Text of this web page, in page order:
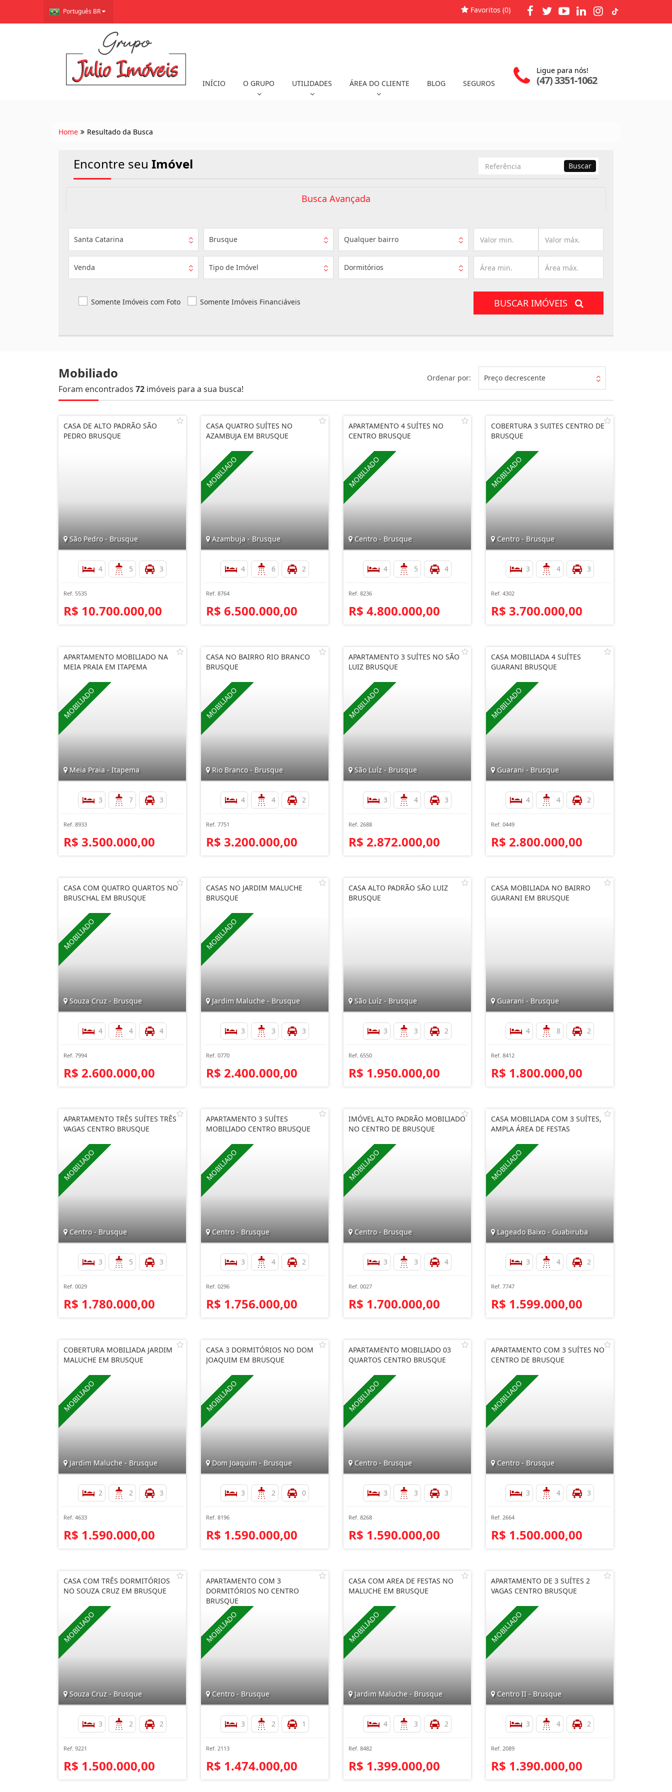
Português BR Favoritos (0)
INÍCIO O GRUPO UTILIDADES ÁREA DO CLIENTE BLOG SEGUROS
Ligue para nós!
(47) 3351-1062
Home Resultado da Busca
Encontre seu Imóvel
Busca
Buscar
Busca Avançada
Santa Catarina Brusque Qualquer bairro
Venda Tipo de Imóvel Dormitórios
Somente Imóveis com Foto Somente Imóveis Financiáveis BUSCAR IMÓVEIS
Mobiliado
Foram encontrados 72 imóveis para a sua busca!
Ordenar por: Preço decrescente
CASA DE ALTO PADRÃO SÃO
PEDRO BRUSQUE
São Pedro - Brusque
4 5 3
Ref. 5535
R$ 10.700.000,00
CASA QUATRO SUÍTES NO
AZAMBUJA EM BRUSQUE
Azambuja - Brusque
4 6 2
Ref. 8764
R$ 6.500.000,00
APARTAMENTO 4 SUÍTES NO
CENTRO BRUSQUE
Centro - Brusque
4 5 4
Ref. 8236
R$ 4.800.000,00
COBERTURA 3 SUITES CENTRO DE
BRUSQUE
Centro - Brusque
3 4 3
Ref. 4302
R$ 3.700.000,00
APARTAMENTO MOBILIADO NA
MEIA PRAIA EM ITAPEMA
Meia Praia - Itapema
3 7 3
Ref. 8933
R$ 3.500.000,00
CASA NO BAIRRO RIO BRANCO
BRUSQUE
Rio Branco - Brusque
4 4 2
Ref. 7751
R$ 3.200.000,00
APARTAMENTO 3 SUÍTES NO SÃO
LUIZ BRUSQUE
São Luíz - Brusque
3 4 3
Ref. 2688
R$ 2.872.000,00
CASA MOBILIADA 4 SUÍTES
GUARANI BRUSQUE
Guarani - Brusque
4 4 2
Ref. 0449
R$ 2.800.000,00
CASA COM QUATRO QUARTOS NO
BRUSCHAL EM BRUSQUE
Souza Cruz - Brusque
4 4 4
Ref. 7994
R$ 2.600.000,00
CASAS NO JARDIM MALUCHE
BRUSQUE
Jardim Maluche - Brusque
3 3 3
Ref. 0770
R$ 2.400.000,00
CASA ALTO PADRÃO SÃO LUIZ
BRUSQUE
São Luíz - Brusque
3 3 2
Ref. 6550
R$ 1.950.000,00
CASA MOBILIADA NO BAIRRO
GUARANI EM BRUSQUE
Guarani - Brusque
4 8 2
Ref. 8412
R$ 1.800.000,00
APARTAMENTO TRÊS SUÍTES TRÊS
VAGAS CENTRO BRUSQUE
Centro - Brusque
3 5 3
Ref. 0029
R$ 1.780.000,00
APARTAMENTO 3 SUÍTES
MOBILIADO CENTRO BRUSQUE
Centro - Brusque
3 4 2
Ref. 0296
R$ 1.756.000,00
IMÓVEL ALTO PADRÃO MOBILIADO
NO CENTRO DE BRUSQUE
Centro - Brusque
3 3 4
Ref. 0027
R$ 1.700.000,00
CASA MOBILIADA COM 3 SUÍTES,
AMPLA ÁREA DE FESTAS
Lageado Baixo - Guabiruba
3 4 2
Ref. 7747
R$ 1.599.000,00
COBERTURA MOBILIADA JARDIM
MALUCHE EM BRUSQUE
Jardim Maluche - Brusque
2 2 3
Ref. 4633
R$ 1.590.000,00
CASA 3 DORMITÓRIOS NO DOM
JOAQUIM EM BRUSQUE
Dom Joaquim - Brusque
3 2 0
Ref. 8196
R$ 1.590.000,00
APARTAMENTO MOBILIADO 03
QUARTOS CENTRO BRUSQUE
Centro - Brusque
3 3 3
Ref. 8268
R$ 1.590.000,00
APARTAMENTO COM 3 SUÍTES NO
CENTRO DE BRUSQUE
Centro - Brusque
3 4 3
Ref. 2664
R$ 1.500.000,00
CASA COM TRÊS DORMITÓRIOS
NO SOUZA CRUZ EM BRUSQUE
Souza Cruz - Brusque
3 2 2
Ref. 9221
R$ 1.500.000,00
APARTAMENTO COM 3
DORMITÓRIOS NO CENTRO
BRUSQUE
Centro - Brusque
3 2 1
Ref. 2113
R$ 1.474.000,00
CASA COM AREA DE FESTAS NO
MALUCHE EM BRUSQUE
Jardim Maluche - Brusque
4 3 2
Ref. 8482
R$ 1.399.000,00
APARTAMENTO DE 3 SUÍTES 2
VAGAS CENTRO BRUSQUE
Centro II - Brusque
3 4 2
Ref. 2089
R$ 1.390.000,00